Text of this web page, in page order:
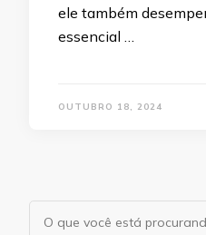
ele também
essencial …
OUTUBRO 18, 2024
Procurando